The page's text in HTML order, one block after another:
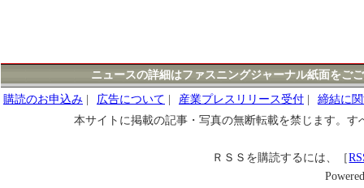
ニュースの詳細はファスニングジャーナル紙面をご
購読のお申込み
広告について 産業プレスリリース受付
締結に
本サイトに掲載の記事・写真の無断転載を禁じます。
ＲＳＳを購読するには、［